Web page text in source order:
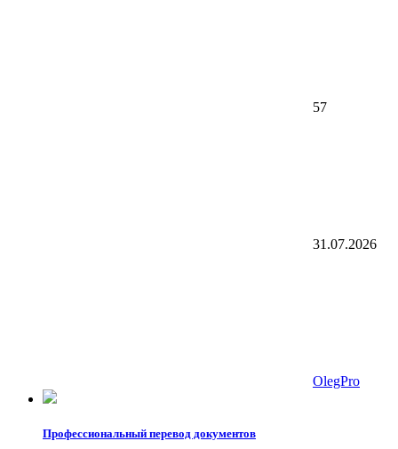
57
31.07.2026
OlegPro
Профессиональный перевод документов